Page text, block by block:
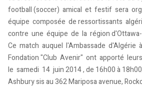
football (soccer) amical et festif sera
équipe composée de ressortissants
contre une équipe de la région d'Ottawa-
Ce match auquel l'Ambassade d'Algérie
Fondation "Club Avenir" ont apporté
le samedi 14 juin 2014 , de 16h00 à
Ashbury sis au 362 Mariposa avenue,